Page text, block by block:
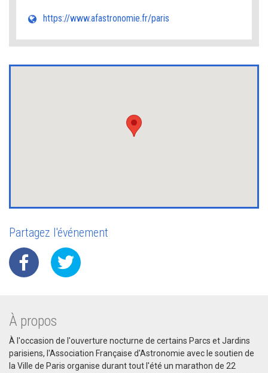
https://www.afastronomie.fr/paris
Partagez l'événement
À propos
À l'occasion de l'ouverture nocturne de certains Parcs et Jardins
parisiens, l'Association Française d'Astronomie avec le soutien de
la Ville de Paris organise durant tout l'été un marathon de 22